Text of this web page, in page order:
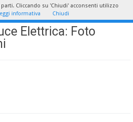
Elettrica: Foto
Cliccando su 'Chiudi' acconsenti utilizzo
informativa Chiudi